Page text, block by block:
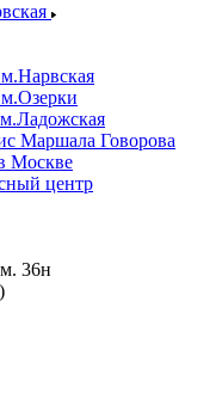
Маршала Говорова
Москве
центр
36н